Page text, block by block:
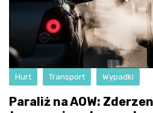
Hurt Transport Wypadki
Paraliż na AOW: